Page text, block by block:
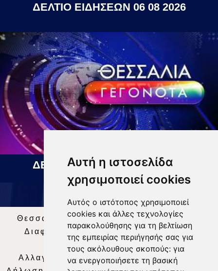
Αυτή η ιστοσελίδα
χρησιμοποιεί cookies
Αυτός ο ιστότοπος χρησιμοποιεί
cookies και άλλες τεχνολογίες
παρακολούθησης για τη βελτίωση
της εμπειρίας περιήγησής σας για
τους ακόλουθους σκοπούς: για
να ενεργοποιήσετε τη βασική
ΔΕΛΤΙΟ ΕΙΔΗΣΕΩΝ 06 08 2026
ΔΕΛΤΙΟ ΕΙΔΗΣΕΩΝ 07 08 2026
Θεσσαλία Τηλεόραση|SNG Services
Διαφήμιση | Όροι Χρήσης |Δήλωση
Απορρήτου |
Περιεχόμενο
Αλλαγή Προτιμήσεων για τα Cookies